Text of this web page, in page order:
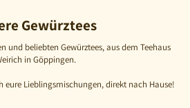
Gewürztees
und beliebten Gewürztees, aus dem Teehaus
in Göppingen.
eure Lieblingsmischungen, direkt nach Hause!